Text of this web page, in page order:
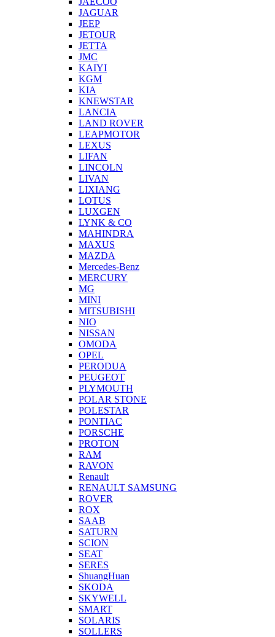
JAGUAR
JEEP
JETOUR
JETTA
JMC
KAIYI
KGM
KIA
KNEWSTAR
LANCIA
LAND ROVER
LEAPMOTOR
LEXUS
LIFAN
LINCOLN
LIVAN
LIXIANG
LOTUS
LUXGEN
LYNK & CO
MAHINDRA
MAXUS
MAZDA
Mercedes-Benz
MERCURY
MG
MINI
MITSUBISHI
NIO
NISSAN
OMODA
OPEL
PERODUA
PEUGEOT
PLYMOUTH
POLAR STONE
POLESTAR
PONTIAC
PORSCHE
PROTON
RAM
RAVON
Renault
RENAULT SAMSUNG
ROVER
ROX
SAAB
SATURN
SCION
SEAT
SERES
ShuangHuan
SKODA
SKYWELL
SMART
SOLARIS
SOLLERS